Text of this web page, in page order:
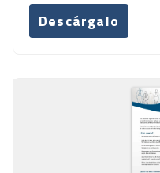
Descárgalo